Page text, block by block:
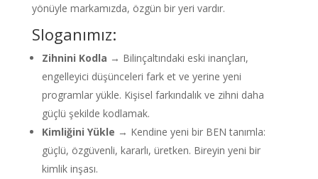
yönüyle markamızda, özgün bir yeri vardır.
Sloganımız:
Zihnini Kodla → Bilinçaltındaki eski inançları,
engelleyici düşünceleri fark et ve yerine yeni
programlar yükle. Kişisel farkındalık ve zihni daha
güçlü şekilde kodlamak.
Kimliğini Yükle → Kendine yeni bir BEN tanımla:
güçlü, özgüvenli, kararlı, üretken. Bireyin yeni bir
kimlik inşası.